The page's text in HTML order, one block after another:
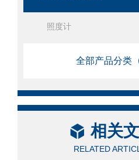
照度计
全部产品分类
相关
RELATED